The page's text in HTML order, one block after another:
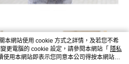
本網站使用 cookie 方式之詳情，及若您不希
更電腦的 cookie 設定，請參閱本網站「 隱私
使用本網站即表示您同意本公司得按本網站使